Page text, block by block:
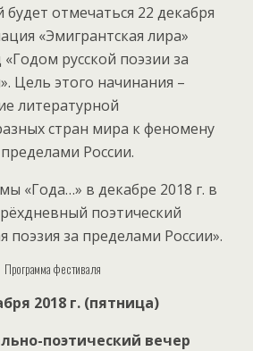
отмечаться 22 декабря
«Эмигрантская лира»
русской поэзии за
Цель этого начинания –
литературной
стран мира к феномену
России.
«Года…» в декабре 2018 г. в
поэтический
поэзия за пределами России».
Программа фестиваля
2018 г. (пятница)
поэтический вечер